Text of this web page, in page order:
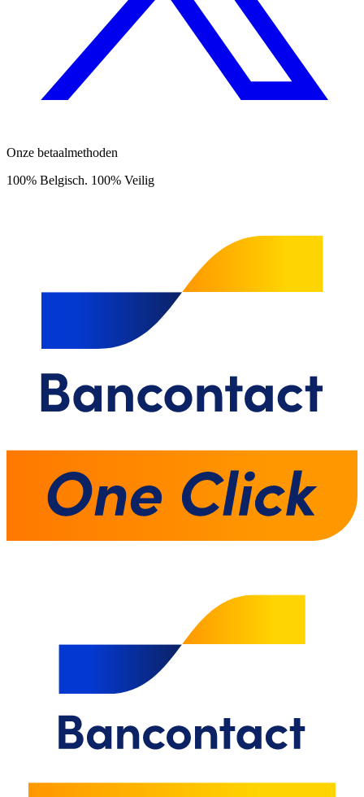
Onze betaalmethoden
100% Belgisch. 100% Veilig